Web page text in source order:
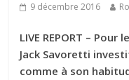
9 décembre 2016
LIVE REPORT –
Jack Savoretti
comme à son